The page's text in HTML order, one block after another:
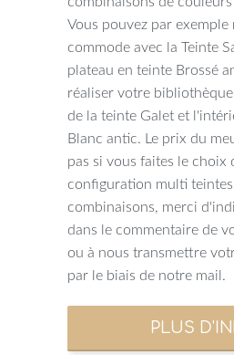
Vous pouvez par
commode avec la Teinte
plateau en teinte Brossé
réaliser votre
de la teinte Galet et
Blanc antic. Le prix du
pas si vous faites le choix
configuration multi
combinaisons, merci
dans le commentaire de
ou à nous transmettre
par le biais de notre mail.